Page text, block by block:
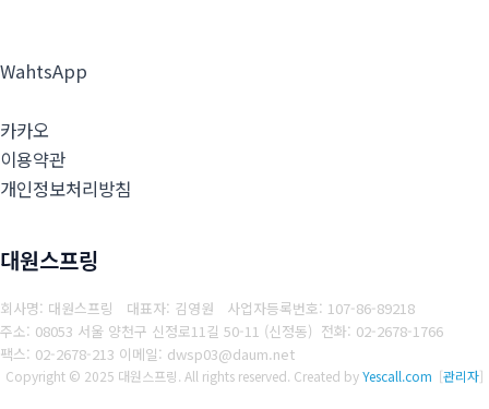
WahtsApp
카카오
이용약관
개인정보처리방침
대원스프링
회사명: 대원스프링 대표자: 김영원 사업자등록번호: 107-86-89218
주소: 08053 서울 양천구 신정로11길 50-11 (신정동) 전화: 02-2678-1766
팩스: 02-2678-213 이메일: dwsp03@daum.net
Copyright © 2025 대원스프링. All rights reserved. Created byYescall.com [관리자]